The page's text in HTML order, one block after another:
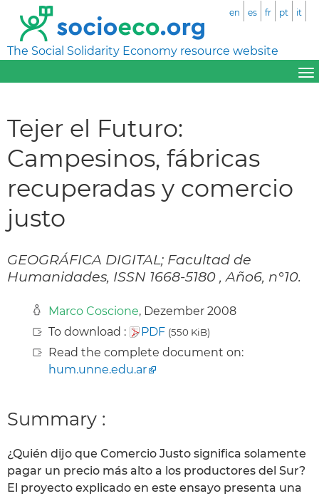
The Social Solidarity Economy resource website
en es fr pt it
Tejer el Futuro:
Campesinos, fábricas
recuperadas y comercio
justo
GEOGRÁFICA DIGITAL; Facultad de
Humanidades, ISSN 1668-5180 , Año6, n°10.
Marco Coscione, Dezember 2008
To download :
PDF (550 KiB)
Read the complete document on:
hum.unne.edu.ar
Summary :
¿Quién dijo que Comercio Justo significa solamente
pagar un precio más alto a los productores del Sur?
El proyecto explicado en este ensayo presenta una